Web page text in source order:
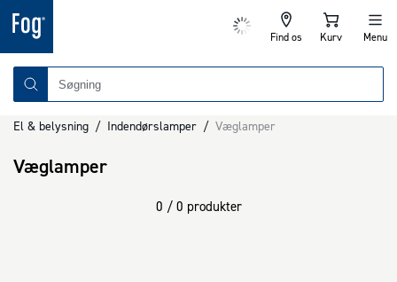
Find os Kurv Menu
El & belysning / Indendørslamper / Væglamper
Væglamper
0 / 0 produkter